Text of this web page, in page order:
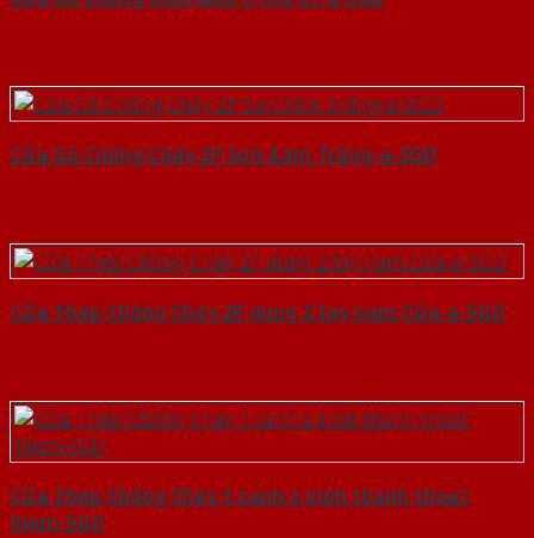
Cửa Gỗ Chống Cháy 2P Sơn Xám Trắng-a-SGD
Cửa Thép Chống Cháy 2P dung 2 tay nam Cửa-a-SGD
Cửa Thép Chống Cháy 1 canh o kinh thanh thoat
hiem-SGD